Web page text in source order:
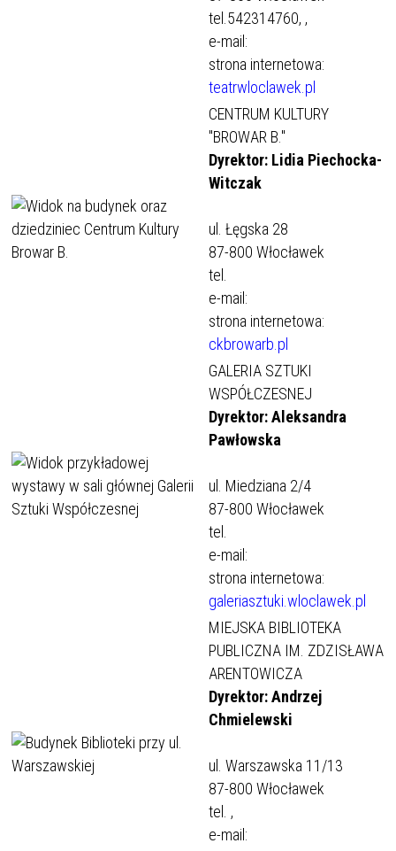
tel.542314760, ,
e-mail:
strona internetowa:
teatrwloclawek.pl
CENTRUM KULTURY
"BROWAR B."
Dyrektor: Lidia Piechocka-
Witczak
ul. Łęgska 28
87-800 Włocławek
tel.
e-mail:
strona internetowa:
ckbrowarb.pl
GALERIA SZTUKI
WSPÓŁCZESNEJ
Dyrektor: Aleksandra
Pawłowska
ul. Miedziana 2/4
87-800 Włocławek
tel.
e-mail:
strona internetowa:
galeriasztuki.wloclawek.pl
MIEJSKA BIBLIOTEKA
PUBLICZNA IM. ZDZISŁAWA
ARENTOWICZA
Dyrektor: Andrzej
Chmielewski
ul. Warszawska 11/13
87-800 Włocławek
tel. ,
e-mail: